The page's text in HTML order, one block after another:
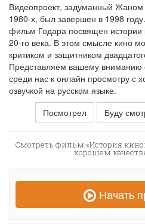
Видеопроект, задуманный
1980-х, был завершен в 1998
фильм Годара посвящен истории
20-го века. В этом смысле кино
критиком и защитником
Представляем вашему вниманию
среди нас к онлайн просмотру с
озвучкой на русском языке.
Посмотрел
Буду
Смотреть фильм «История
хорошем
Начать